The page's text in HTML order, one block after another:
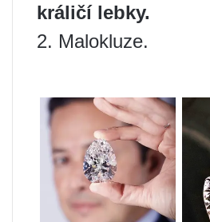
králičí lebky.
2. Malokluze.